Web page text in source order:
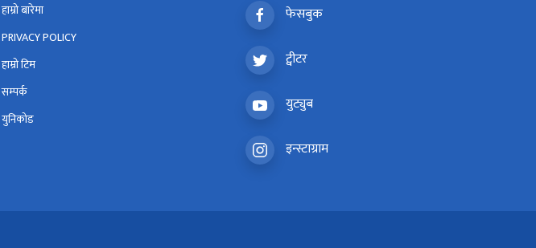
हाम्रो बारेमा
PRIVACY POLICY
हाम्रो टिम
सम्पर्क
युनिकोड
फेसबुक
ट्वीटर
युट्युब
इन्स्टाग्राम